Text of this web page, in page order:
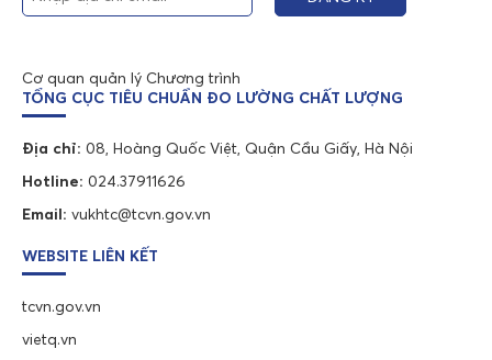
Cơ quan quản lý Chương trình
TỔNG CỤC TIÊU CHUẨN ĐO LƯỜNG CHẤT LƯỢNG
Địa chỉ: 08, Hoàng Quốc Việt, Quận Cầu Giấy, Hà Nội
Hotline: 024.37911626
Email: vukhtc@tcvn.gov.vn
WEBSITE LIÊN KẾT
tcvn.gov.vn
vietq.vn